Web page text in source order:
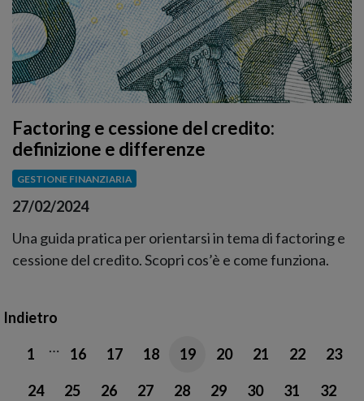
Factoring e cessione del credito:
definizione e differenze
GESTIONE FINANZIARIA
27/02/2024
Una guida pratica per orientarsi in tema di factoring e
cessione del credito. Scopri cos’è e come funziona.
Indietro
1 … 16 17 18 19 20 21 22 23
24 25 26 27 28 29 30 31 32